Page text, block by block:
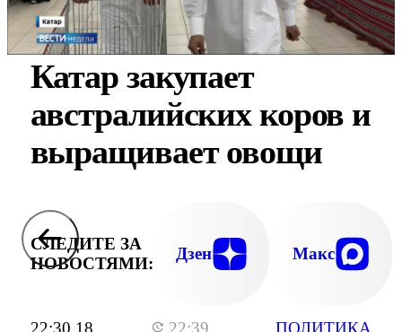
Катар закупает
австралийских коров и
выращивает овощи
СЛЕДИТЕ ЗА
НОВОСТЯМИ:
Дзен Макс